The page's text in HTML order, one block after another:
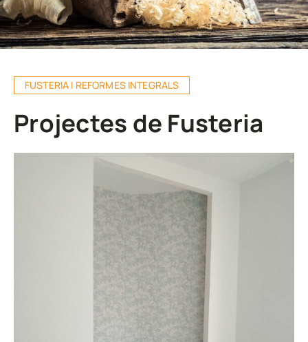
Empresa
Contacte
FUSTERIA I REFORMES INTEGRALS
Projectes de Fusteria